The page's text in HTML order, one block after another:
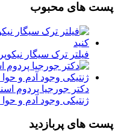
پست های محبوب
فیلتر ترک سیگار
دکتر جورجیا پردوم
ژنتیکی وجود آدم و حوا
پست های پربازدید